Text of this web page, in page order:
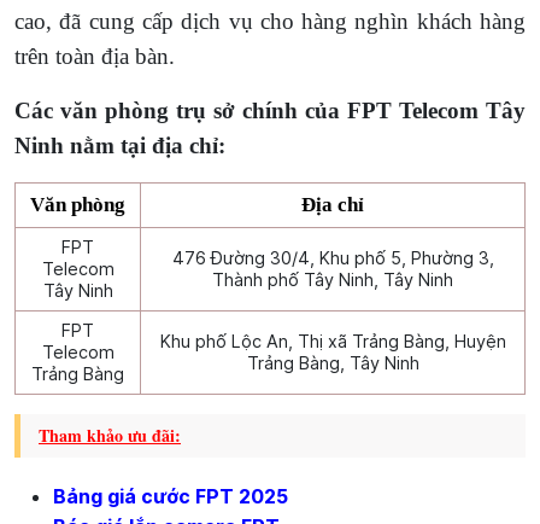
cao, đã cung cấp dịch vụ cho hàng nghìn khách hàng
trên toàn địa bàn.
Các văn phòng trụ sở chính của FPT Telecom Tây
Ninh nằm tại địa chỉ:
Văn phòng Địa chỉ
FPT
Telecom
Tây Ninh
476 Đường 30/4, Khu phố 5, Phường 3,
Thành phố Tây Ninh, Tây Ninh
FPT
Telecom
Trảng Bàng
Khu phố Lộc An, Thị xã Trảng Bàng, Huyện
Trảng Bàng, Tây Ninh
Tham khảo ưu đãi:
Bảng giá cước FPT 2025